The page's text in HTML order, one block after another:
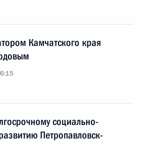
Камчатского края
социально-
Петропавловск-